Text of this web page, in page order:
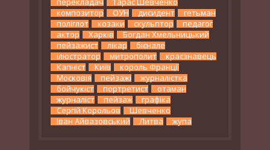
композитор
ОУН дисидент
гетьман
поліглот
козаки скульптор
педагог
актор
Харків
Богдан Хмельницький
пейзажист
лікар
бієнале
ілюстратор
митрополит
краєзнавець
Капніст
Київ
король Франції
Московія
пейзажі
журналістка
бойчукіст
портретист
отаман
журналіст
пейзаж
графіка
Сергій Корольов
Шевченко
Іван Айвазовський
Литва жупа